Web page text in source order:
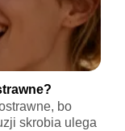
bo
skrobia ulega